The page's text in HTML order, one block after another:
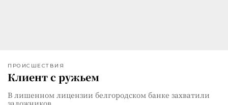
ПРОИСШЕСТВИЯ
Клиент с ружьем
В лишенном лицензии белгородском банке захватили
заложников